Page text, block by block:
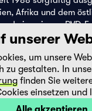
Afrika und dem
eine eigene DVD-
filmingo betreibt.
unserer
um unsere
zu gestalten. In
finden Sie
einsetzen und